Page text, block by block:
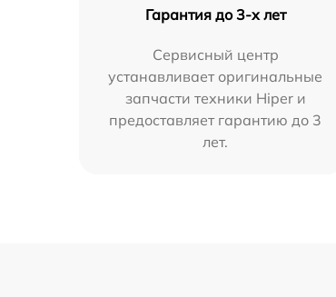
Гарантия до 3-х лет
Сервисный центр
устанавливает оригинальные
запчасти техники Hiper и
предоставляет гарантию до 3
лет.